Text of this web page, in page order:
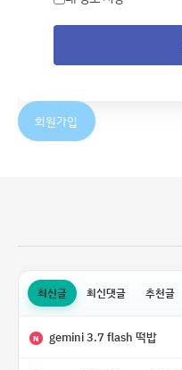
회원가입
최신글 최신댓글 추천글
N gemini 3.7 flash 떡밥